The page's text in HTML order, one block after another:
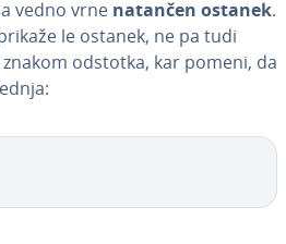
vedno vrne natančen ostanek.
le ostanek, ne pa tudi
odstotka, kar pomeni, da